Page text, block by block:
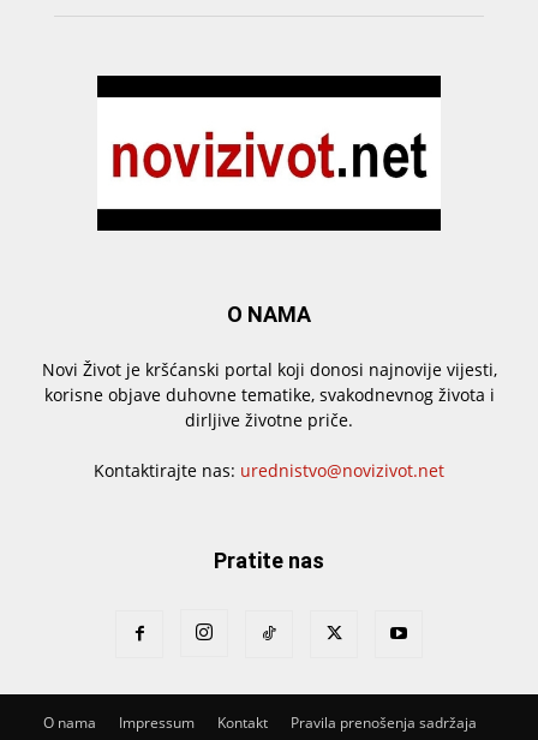
O NAMA
Novi Život je kršćanski portal koji donosi najnovije vijesti,
korisne objave duhovne tematike, svakodnevnog života i
dirljive životne priče.
Kontaktirajte nas: urednistvo@novizivot.net
Pratite nas
O nama Impressum Kontakt
Pravila prenošenja sadržaja